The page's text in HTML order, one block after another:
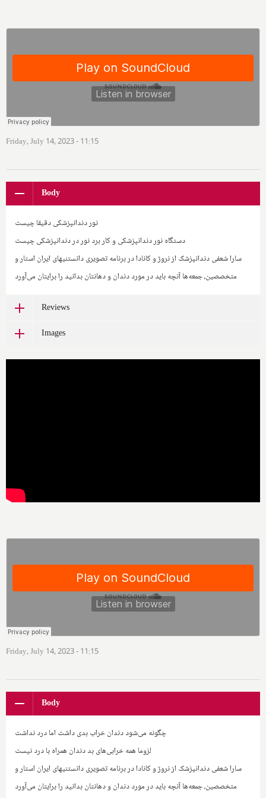
Friday, July 14, 2023 - 11:15
Body
نور دندانپزشکی دقیقا چیست
دستگاه نور دندانپزشکی و کار برد نور در دندانپزشکی چیست
سارا شعفی دندانپزشک از نروژ و کانادا در برنامه تصویری دانستنیهای ایران استار و
متخصصین، جمعه‌ها آنچه باید در مورد دندان و دهانتان بدانید را برایتان می‌آورد
Reviews
Images
Friday, July 14, 2023 - 11:15
Body
چگونه می‌شود دندان خراب بدی داشت اما درد نداشت
لزوما همه خرابی‌های بد دندان همراه با درد نیست
سارا شعفی دندانپزشک از نروژ و کانادا در برنامه تصویری دانستنیهای ایران استار و
متخصصین، جمعه‌ها آنچه باید در مورد دندان و دهانتان بدانید را برایتان می‌آورد